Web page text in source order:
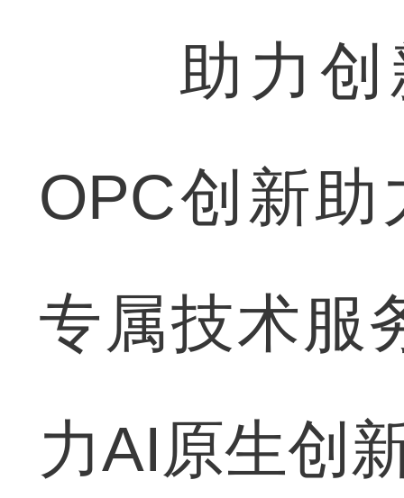
助力创新
OPC创新
专属技术服
力AI原生创